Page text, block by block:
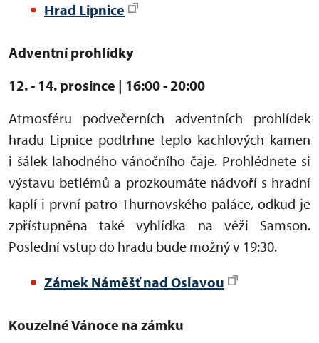
Hrad Lipnice
Adventní prohlídky
12. - 14. prosince | 16:00 - 20:00
Atmosféru podvečerních adventních prohlídek
hradu Lipnice podtrhne teplo kachlových kamen
i šálek lahodného vánočního čaje. Prohlédnete si
výstavu betlémů a prozkoumáte nádvoří s hradní
kaplí i první patro Thurnovského paláce, odkud je
zpřístupněna také vyhlídka na věži Samson.
Poslední vstup do hradu bude možný v 19:30.
Zámek Náměšť nad Oslavou
Kouzelné Vánoce na zámku